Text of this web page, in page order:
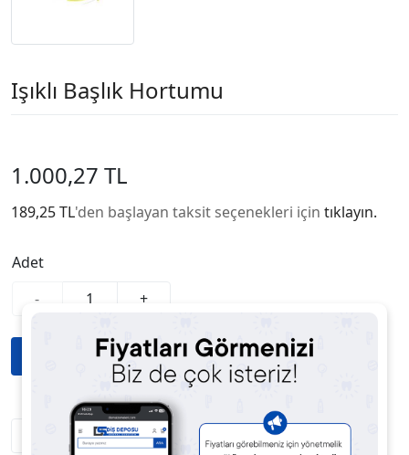
Işıklı Başlık Hortumu
1.000,27 TL
189,25 TL'den başlayan taksit seçenekleri için tıklayın.
Adet
-
+
Fiyatı Düşünce Haber Ver